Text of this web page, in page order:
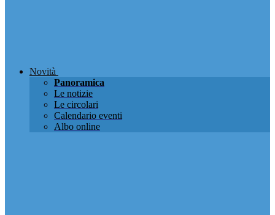
Novità
Panoramica
Le notizie
Le circolari
Calendario eventi
Albo online